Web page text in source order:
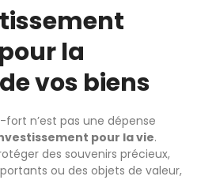
la
vos biens
fort n’est pas une dépense
pour la vie.
des souvenirs précieux,
ou des objets de valeur,